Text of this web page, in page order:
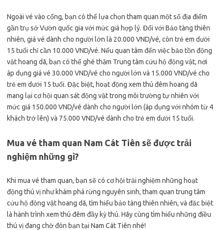
Ngoài vé vào cổng, bạn có thể lựa chọn tham quan một số địa điểm
gần trụ sở Vườn quốc gia với mức giá hợp lý. Đối với Bảo tàng thiên
nhiên, giá vé dành cho người lớn là 20.000 VND/vé, còn trẻ em dưới
15 tuổi chỉ cần 10.000 VND/vé. Nếu quan tâm đến việc bảo tồn động
vật hoang dã, bạn có thể ghé thăm Trung tâm cứu hộ động vật, nơi
áp dụng giá vé 30.000 VND/vé cho người lớn và 15.000 VND/vé cho
trẻ em dưới 15 tuổi. Đặc biệt, hoạt động xem thú đêm hoang dã
mang lại cơ hội quan sát động vật trong môi trường tự nhiên với
mức giá 150.000 VND/vé dành cho người lớn (áp dụng với nhóm từ 4
khách trở lên) và 75.000 VND/vé dành cho trẻ em dưới 15 tuổi.
Mua vé tham quan Nam Cát Tiên sẽ được trải
nghiệm những gì?
Khi mua vé tham quan, bạn sẽ có cơ hội trải nghiệm những hoạt
động thú vị như khám phá rừng nguyên sinh, tham quan trung tâm
cứu hộ động vật hoang dã, tìm hiểu bảo tàng thiên nhiên, và đặc biệt
là hành trình xem thú đêm đầy kỳ thú. Hãy cùng tìm hiểu những điều
thú vị đang chờ đón bạn tại Nam Cát Tiên nhé!